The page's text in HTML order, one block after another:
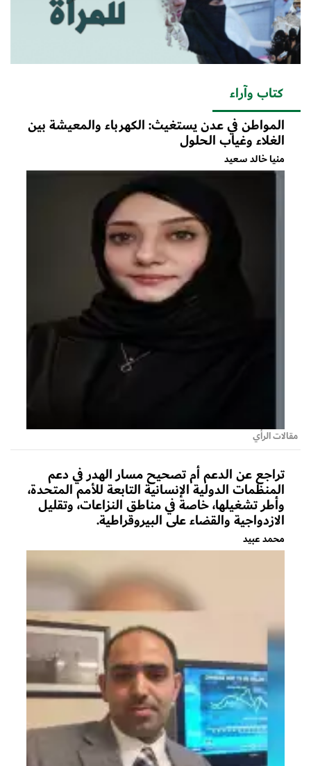
كتاب وآراء
المواطن في عدن يستغيث: الكهرباء والمعيشة بين
الغلاء وغياب الحلول
منيا خالد سعيد
مقالات الرأي
تراجع عن الدعم أم تصحيح مسار الهدر في دعم
المنظمات الدولية الإنسانية التابعة للأمم المتحدة،
وأطر تشغيلها، خاصة في مناطق النزاعات، وتقليل
الازدواجية والقضاء على البيروقراطية.
محمد عبيد